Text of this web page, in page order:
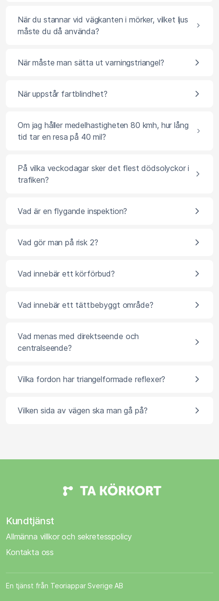
När du stannar vid vägkanten i mörker, vilket ljus
måste du då använda?
När måste man sätta ut varningstriangel?
När uppstår fartblindhet?
Om jag håller medelhastigheten 80 kmh, hur lång
tid tar en resa på 40 mil?
På vilka veckodagar sker det flest dödsolyckor i
trafiken?
Vad är en flygande inspektion?
Vad gör man på risk 2?
Vad innebär ett körförbud?
Vad innebär ett tättbebyggt område?
Vad menas med direktseende och
centralseende?
Vilka fordon har triangelformade reflexer?
Vilken sida av vägen ska man gå på?
Kundtjänst
Allmänna villkor och sekretesspolicy
Kontakta oss
En tjänst från Teoriappar Sverige AB